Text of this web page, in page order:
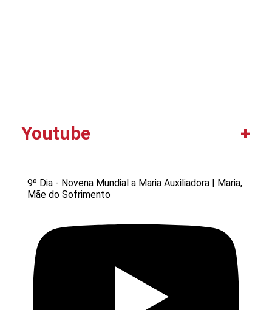
Youtube
9º Dia - Novena Mundial a Maria Auxiliadora | Maria,
Mãe do Sofrimento